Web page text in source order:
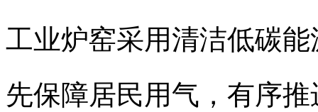
工业炉窑采用清洁低碳
先保障居民用气，有序